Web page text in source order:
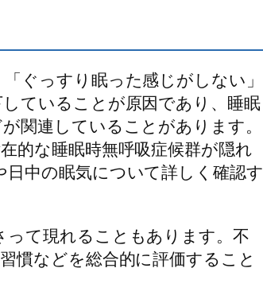
ぐっすり眠った感じがしない」
ていることが原因であり、睡眠
関連していることがあります。
的な睡眠時無呼吸症候群が隠れ
中の眠気について詳しく確認す
て現れることもあります。不
慣などを総合的に評価すること